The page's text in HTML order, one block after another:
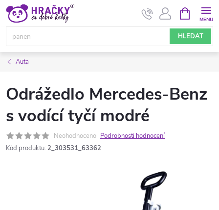
Přejít
obsah
HLEDAT
NÁKUPNÍ
KOŠÍK
Auta
Odrážedlo Mercedes-Benz
s vodící tyčí modré
Neohodnoceno Podrobnosti hodnocení
Kód produktu: 2_303531_63362